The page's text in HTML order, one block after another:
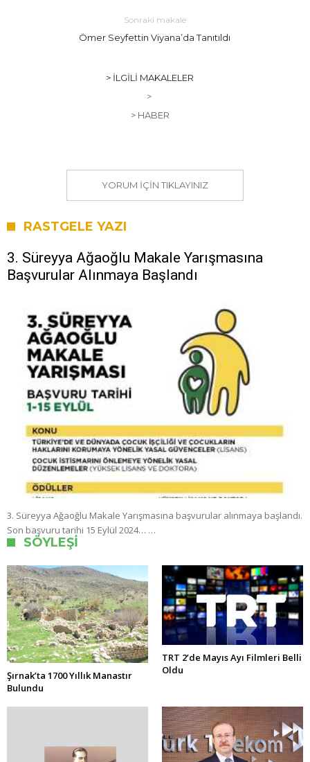
Sonraki makale
Ömer Seyfettin Viyana’da Tanıtıldı
> İLGILI MAKALELER
>
> HABER
YORUM IÇIN TIKLAYINIZ
RASTGELE YAZI
3. Süreyya Ağaoğlu Makale Yarışmasına
Başvurular Alınmaya Başlandı
3. Süreyya Ağaoğlu Makale Yarışmasına başvurular alınmaya başlandı.
Son başvuru tarihi 15 Eylül 2024… …
SÖYLEŞI
Şırnak’ta 1700 Yıllık Manastır
Bulundu
TRT 2’de Mayıs Ayı Filmleri Belli
Oldu